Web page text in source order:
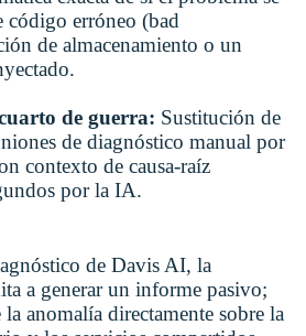
código erróneo (bad
de almacenamiento o un
de guerra: Sustitución de
de diagnóstico manual por
contexto de causa-raíz
por la IA.
de Davis AI, la
a generar un informe pasivo;
anomalía directamente sobre la